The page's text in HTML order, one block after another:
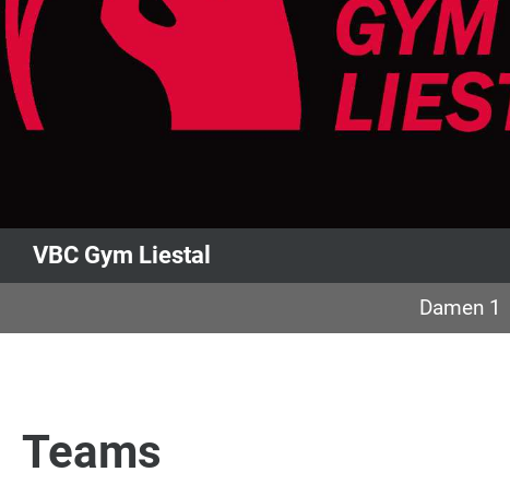
VBC Gym Liestal
Damen 1
Teams